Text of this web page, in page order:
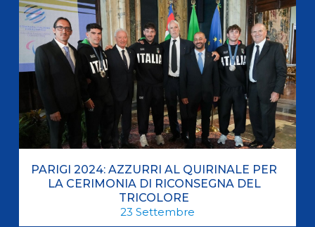
PARIGI 2024: AZZURRI AL QUIRINALE PER
LA CERIMONIA DI RICONSEGNA DEL
TRICOLORE
23 Settembre